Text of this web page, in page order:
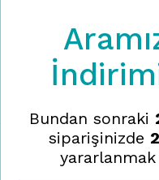
Bundan sonraki
siparişinizde